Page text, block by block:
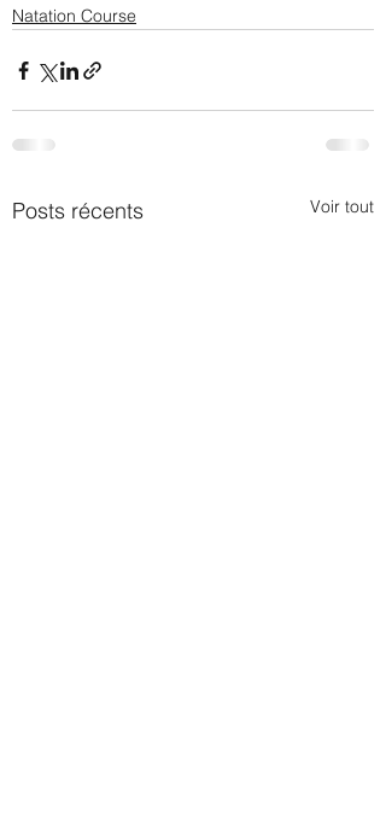
Natation Course
Posts récents Voir tout